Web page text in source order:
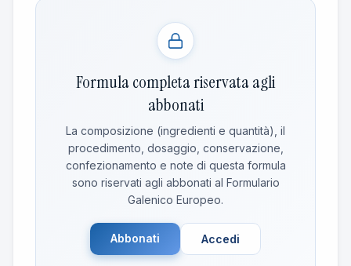
Formula completa riservata agli
abbonati
La composizione (ingredienti e quantità), il
procedimento, dosaggio, conservazione,
confezionamento e note di questa formula
sono riservati agli abbonati al Formulario
Galenico Europeo.
Abbonati Accedi